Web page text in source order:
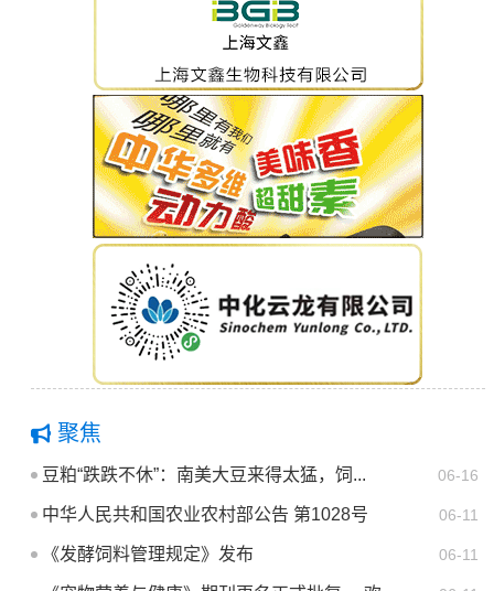
聚焦
06-16
豆粕“跌跌不休”：南美大豆来得太猛，饲...
06-11
中华人民共和国农业农村部公告 第1028号
06-11
《发酵饲料管理规定》发布